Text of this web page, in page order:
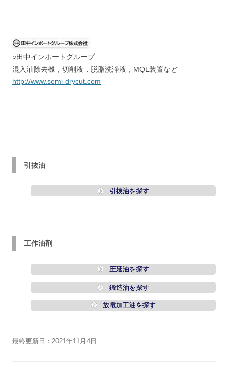
○田中インポートグループ
混入油除去機，切削液，脱脂洗浄液，MQL装置など
http://www.semi-drycut.com
引抜油
引抜油を探す
工作油剤
圧延油を探す
鍛造油を探す
放電加工油を探す
最終更新日：2021年11月4日